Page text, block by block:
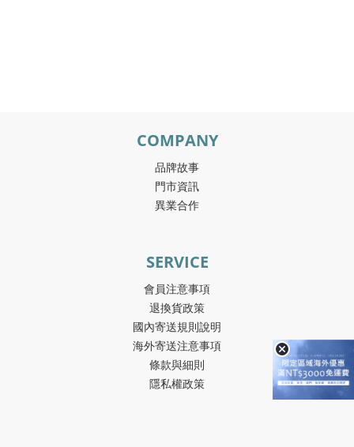
COMPANY
品牌故事
門市資訊
異業合作
SERVICE
會員注意事項
退換貨政策
國內寄送規則說明
海外寄送注意事項
條款與細則
隱私權政策